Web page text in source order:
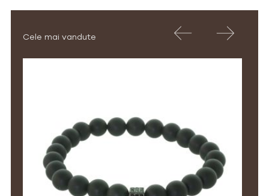
Cele mai vandute